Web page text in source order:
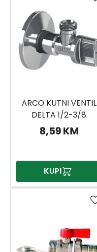
ARCO KUTNI VENTIL
DELTA 1/2-3/8
8,59 KM
KUPI